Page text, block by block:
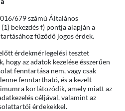
679 számú Általános
bekezdés f) pontja alapján a
fűződő jogos érdek.
érdekmérlegelési tesztet
hogy az adatok kezelése ésszerűen
fenntartása nem, vagy csak
fenntartható, és a kezelt
korlátozódik, amely miatt az
céljával, valamint az
érdekekkel.